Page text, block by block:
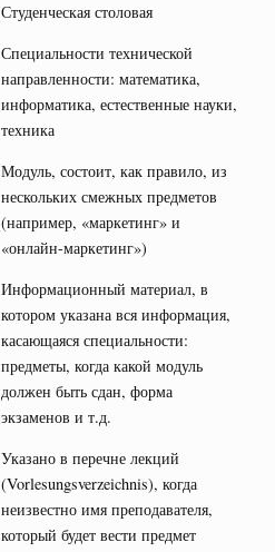
Студенческая столовая
Специальности технической
направленности: математика,
информатика, естественные науки,
техника
Модуль, состоит, как правило, из
нескольких смежных предметов
(например, «маркетинг» и
«онлайн-маркетинг»)
Информационный материал, в
котором указана вся информация,
касающаяся специальности:
предметы, когда какой модуль
должен быть сдан, форма
экзаменов и т.д.
Указано в перечне лекций
(Vorlesungsverzeichnis), когда
неизвестно имя преподавателя,
который будет вести предмет